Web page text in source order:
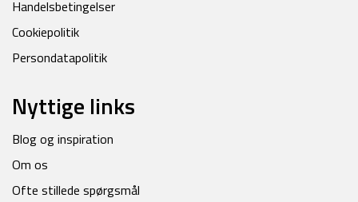
Handelsbetingelser
Cookiepolitik
Persondatapolitik
Nyttige links
Blog og inspiration
Om os
Ofte stillede spørgsmål